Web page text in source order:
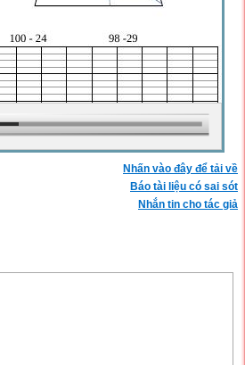
Nhấn vào đây để tải về
Báo tài liệu có sai sót
Nhắn tin cho tác giả